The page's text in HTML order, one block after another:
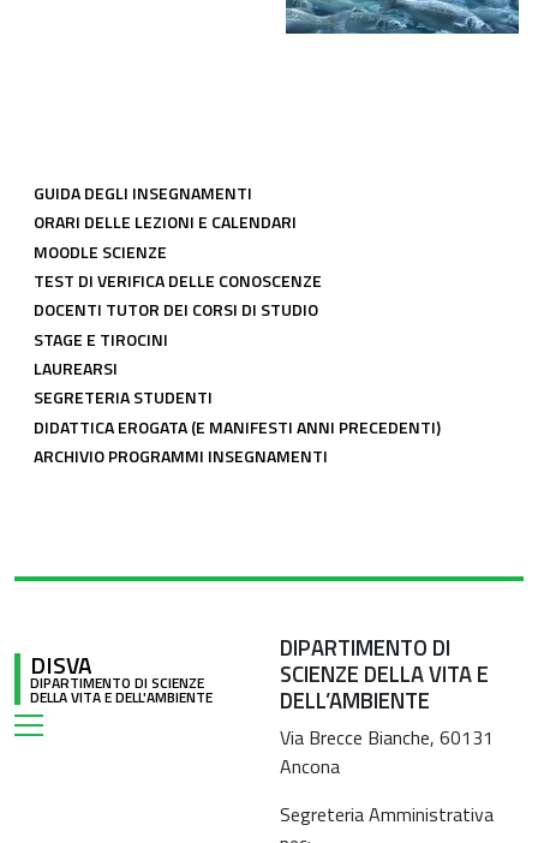
LINK COMUNI CDL
GUIDA DEGLI INSEGNAMENTI
ORARI DELLE LEZIONI E CALENDARI
MOODLE SCIENZE
TEST DI VERIFICA DELLE CONOSCENZE
DOCENTI TUTOR DEI CORSI DI STUDIO
STAGE E TIROCINI
LAUREARSI
SEGRETERIA STUDENTI
DIDATTICA EROGATA (E MANIFESTI ANNI PRECEDENTI)
ARCHIVIO PROGRAMMI INSEGNAMENTI
DISVA
DIPARTIMENTO DI SCIENZE
DELLA VITA E DELL'AMBIENTE
DIPARTIMENTO DI
SCIENZE DELLA VITA E
DELL’AMBIENTE
Via Brecce Bianche, 60131
Ancona
Segreteria Amministrativa